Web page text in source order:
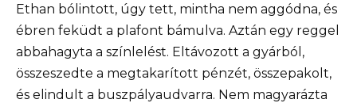
Ethan bólintott, úgy tett, mintha nem aggódna, és
ébren feküdt a plafont bámulva. Aztán egy reggel
abbahagyta a színlelést. Eltávozott a gyárból,
összeszedte a megtakarított pénzét, összepakolt,
és elindult a buszpályaudvarra. Nem magyarázta